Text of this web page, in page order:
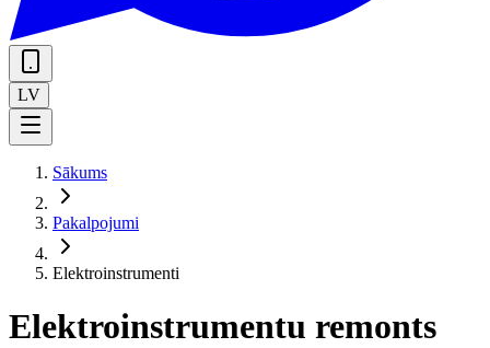
LV
Sākums
Pakalpojumi
Elektroinstrumenti
Elektroinstrumentu remonts